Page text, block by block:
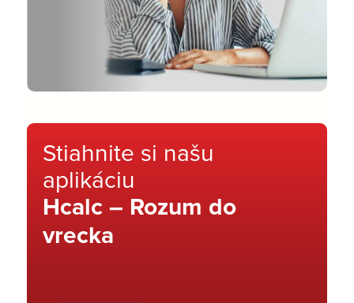
Stiahnite si našu
aplikáciu
Hcalc – Rozum do
vrecka